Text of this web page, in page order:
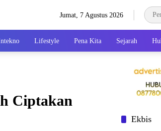
Jumat, 7 Agustus 2026
Lifestyle Pena Kita Sejarah
Ciptakan
Ekbis